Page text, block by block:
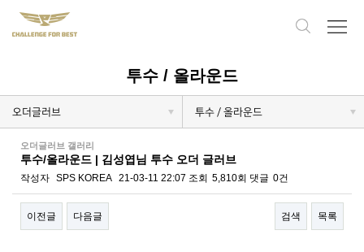
투수 / 올라운드
오더글러브 투수 / 올라운드
오더글러브 갤러리
투수/올라운드 | 김성엽님 투수 오더 글러브
작성자 SPS KOREA 21-03-11 22:07 조회 5,810회 댓글 0건
이전글 다음글 검색 목록